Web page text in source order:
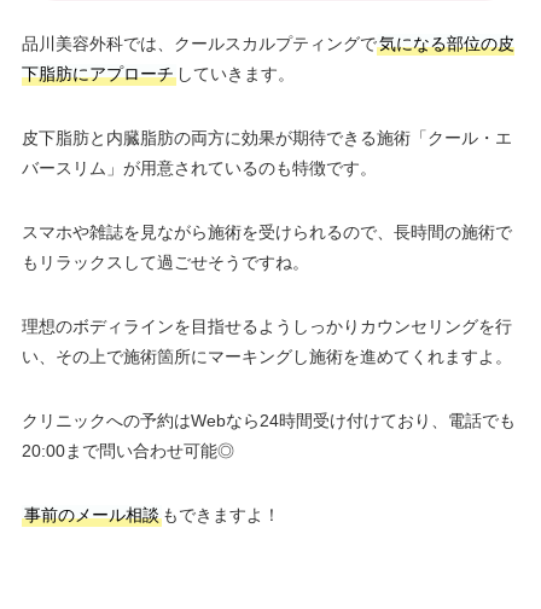
品川美容外科では、クールスカルプティングで気になる部位の皮
下脂肪にアプローチしていきます。
皮下脂肪と内臓脂肪の両方に効果が期待できる施術「クール・エ
バースリム」が用意されているのも特徴です。
スマホや雑誌を見ながら施術を受けられるので、長時間の施術で
もリラックスして過ごせそうですね。
理想のボディラインを目指せるようしっかりカウンセリングを行
い、その上で施術箇所にマーキングし施術を進めてくれますよ。
クリニックへの予約はWebなら24時間受け付けており、電話でも
20:00まで問い合わせ可能◎
事前のメール相談もできますよ！